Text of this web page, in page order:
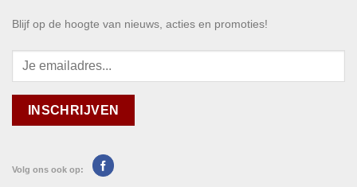
Blijf op de hoogte van nieuws, acties en promoties!
Volg ons ook op: